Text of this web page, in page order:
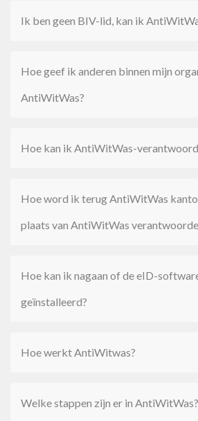
Ik ben geen BIV-lid, kan ik
Hoe geef ik anderen binnen mijn
AntiWitWas?
Hoe kan ik AntiWitWas-
Hoe word ik terug AntiWitWas
plaats van AntiWitWas
Hoe kan ik nagaan of de eID-
geïnstalleerd?
Hoe werkt AntiWitwas?
Welke stappen zijn er in AntiWitWas?